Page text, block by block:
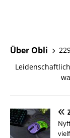
Über Obli